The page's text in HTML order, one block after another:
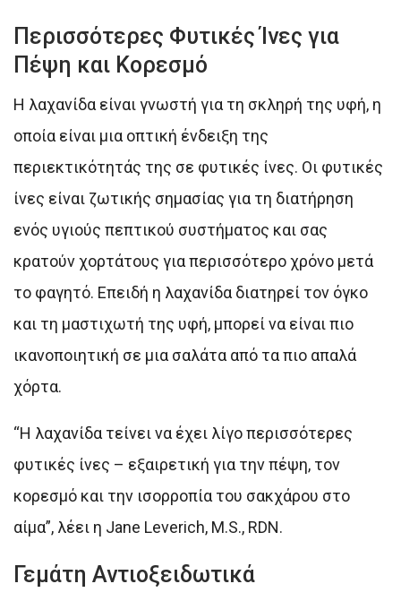
Περισσότερες Φυτικές Ίνες για
Πέψη και Κορεσμό
Η λαχανίδα είναι γνωστή για τη σκληρή της υφή, η
οποία είναι μια οπτική ένδειξη της
περιεκτικότητάς της σε φυτικές ίνες. Οι φυτικές
ίνες είναι ζωτικής σημασίας για τη διατήρηση
ενός υγιούς πεπτικού συστήματος και σας
κρατούν χορτάτους για περισσότερο χρόνο μετά
το φαγητό. Επειδή η λαχανίδα διατηρεί τον όγκο
και τη μαστιχωτή της υφή, μπορεί να είναι πιο
ικανοποιητική σε μια σαλάτα από τα πιο απαλά
χόρτα.
“Η λαχανίδα τείνει να έχει λίγο περισσότερες
φυτικές ίνες – εξαιρετική για την πέψη, τον
κορεσμό και την ισορροπία του σακχάρου στο
αίμα”, λέει η Jane Leverich, M.S., RDN.
Γεμάτη Αντιοξειδωτικά